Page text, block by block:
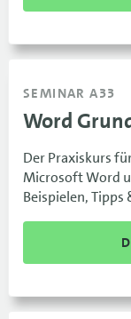
SEMINAR A33
Word
Der Praxiskurs
Microsoft Word
Beispielen, Tipps